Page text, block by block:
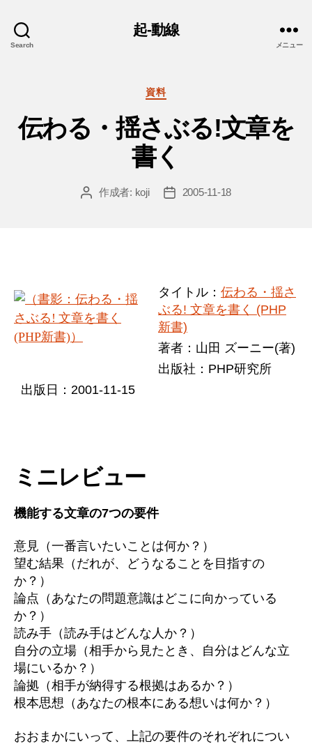
Search
起-動線
メニュー
カ
ゴ
リ
ー
資料
伝わる・揺さぶる!文章を
書く
投 作成者: koji
投
2005-11-18
タイトル： 伝わる・揺さ
ぶる! 文章を書く (PHP
新書)
著者：山田 ズーニー(著)
出版社：PHP研究所
出版日：2001-11-15
ミニレビュー
機能する文章の7つの要件
意見（一番言いたいことは何か？）
望む結果（だれが、どうなることを目指すの
か？）
論点（あなたの問題意識はどこに向かっている
か？）
読み手（読み手はどんな人か？）
自分の立場（相手から見たとき、自分はどんな立
場にいるか？）
論拠（相手が納得する根拠はあるか？）
根本思想（あなたの根本にある想いは何か？）
おおまかにいって、上記の要件のそれぞれについ